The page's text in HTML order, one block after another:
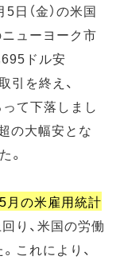
日（金）の米国
ューヨーク市
ドル安
引を終え、
て下落しまし
の大幅安とな
。
5月の米雇用統計
り、米国の労働
これにより、